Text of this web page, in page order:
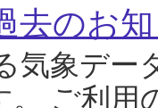
去のお
気象デー
。 ご利用